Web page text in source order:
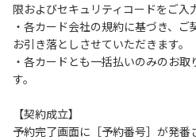
限およびセキュリティコードをご入
・各カード会社の規約に基づき、
お引き落としさせていただきます。
・各カードとも一括払いのみのお
す。
【契約成立】
予約完了画面に［予約番号］が発